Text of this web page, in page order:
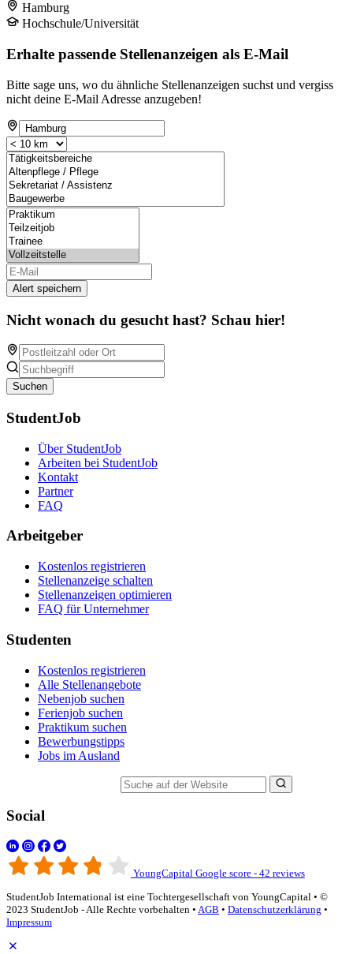
Hamburg
Hochschule/Universität
Erhalte passende Stellenanzeigen als E-Mail
Bitte sage uns, wo du ähnliche Stellenanzeigen suchst und vergiss
nicht deine E-Mail Adresse anzugeben!
Alert speichern
Nicht wonach du gesucht hast? Schau hier!
Suchen
StudentJob
Über StudentJob
Arbeiten bei StudentJob
Kontakt
Partner
FAQ
Arbeitgeber
Kostenlos registrieren
Stellenanzeige schalten
Stellenanzeigen optimieren
FAQ für Unternehmer
Studenten
Kostenlos registrieren
Alle Stellenangebote
Nebenjob suchen
Ferienjob suchen
Praktikum suchen
Bewerbungstipps
Jobs im Ausland
Social
YoungCapital Google score - 42 reviews
StudentJob International ist eine Tochtergesellschaft von YoungCapital • ©
2023 StudentJob - Alle Rechte vorbehalten • AGB • Datenschutzerklärung •
Impressum